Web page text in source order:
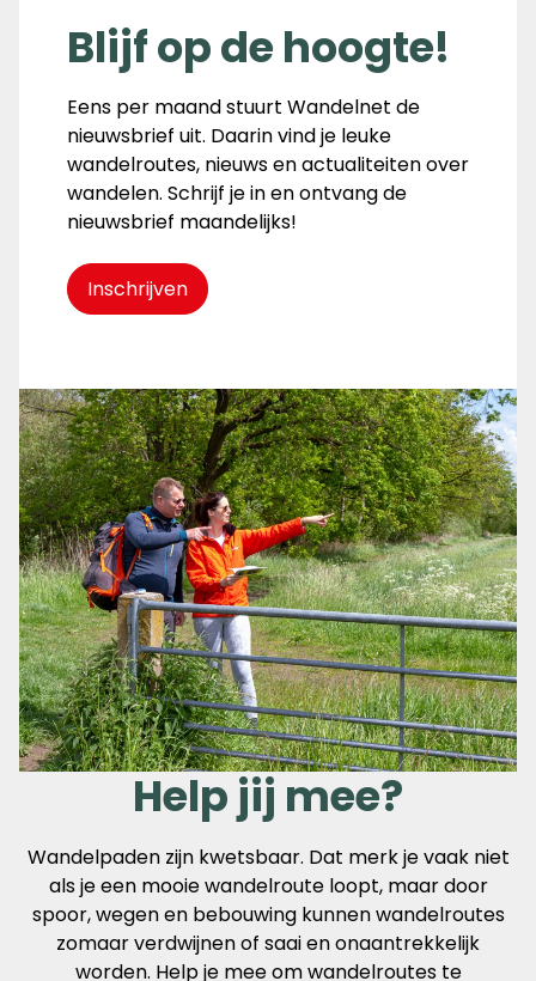
Blijf op de hoogte!
Eens per maand stuurt Wandelnet de
nieuwsbrief uit. Daarin vind je leuke
wandelroutes, nieuws en actualiteiten over
wandelen. Schrijf je in en ontvang de
nieuwsbrief maandelijks!
Inschrijven
Help jij mee?
Wandelpaden zijn kwetsbaar. Dat merk je vaak niet
als je een mooie wandelroute loopt, maar door
spoor, wegen en bebouwing kunnen wandelroutes
zomaar verdwijnen of saai en onaantrekkelijk
worden. Help je mee om wandelroutes te